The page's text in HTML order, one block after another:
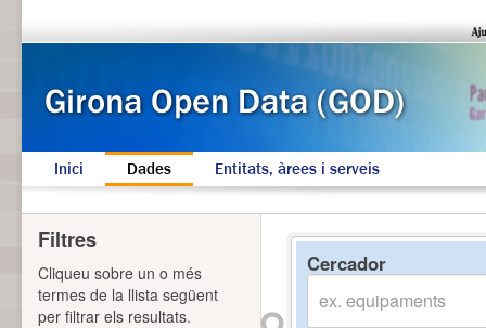
Inici Dades Entitats, àrees i serveis
Cercador
Filtres
Cliqueu sobre un o més
termes de la llista següent
per filtrar els resultats.